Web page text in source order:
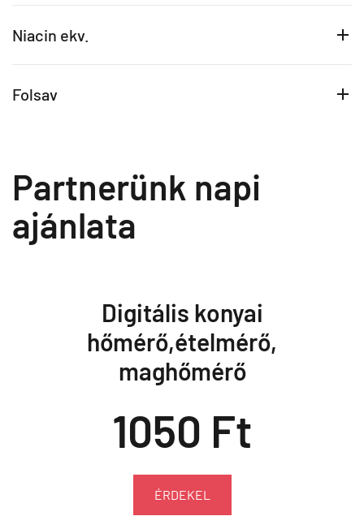
Niacin ekv.
Folsav
Partnerünk napi
ajánlata
Digitális konyai
hőmérő,ételmérő,
maghőmérő
1050 Ft
ÉRDEKEL